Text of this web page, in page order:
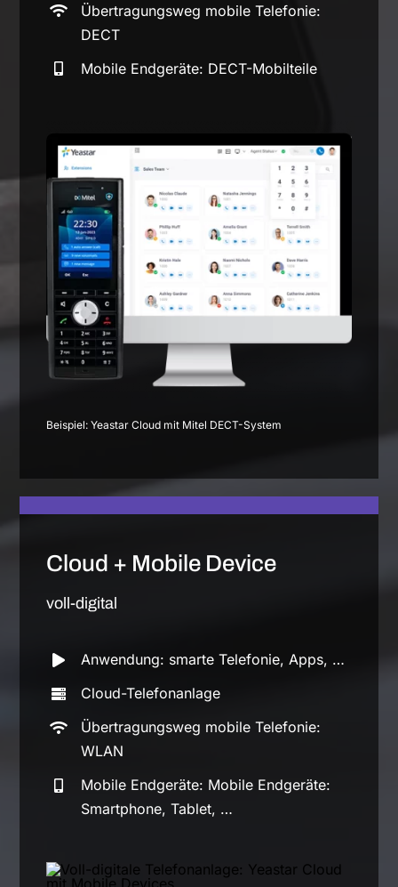
Übertragungsweg mobile Telefonie:
DECT
Mobile Endgeräte: DECT-Mobilteile
Beispiel: Yeastar Cloud mit Mitel DECT-System
Cloud + Mobile Device
voll-digital
Anwendung: smarte Telefonie, Apps, …
Cloud-Telefonanlage
Übertragungsweg mobile Telefonie:
WLAN
Mobile Endgeräte: Mobile Endgeräte:
Smartphone, Tablet, …